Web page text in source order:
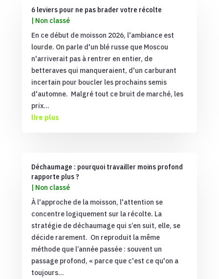
6 leviers pour ne pas brader votre récolte
| Non classé
En ce début de moisson 2026, l'ambiance est
lourde. On parle d'un blé russe que Moscou
n'arriverait pas à rentrer en entier, de
betteraves qui manqueraient, d'un carburant
incertain pour boucler les prochains semis
d'automne. Malgré tout ce bruit de marché, les
prix...
lire plus
Déchaumage : pourquoi travailler moins profond
rapporte plus ?
| Non classé
À l'approche de la moisson, l'attention se
concentre logiquement sur la récolte. La
stratégie de déchaumage qui s’en suit, elle, se
décide rarement. On reproduit la même
méthode que l’année passée : souvent un
passage profond, « parce que c'est ce qu'on a
toujours...